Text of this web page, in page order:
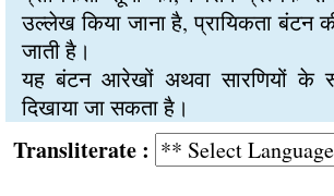
उल्लेख किया जाना है, प्रायिकता बंटन
जाती है।
यह बंटन आरेखों अथवा सारणियों के
दिखाया जा सकता है।
: